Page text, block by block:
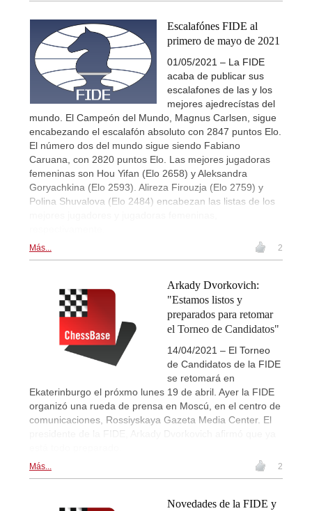
Escalafónes FIDE al
primero de mayo de 2021
01/05/2021 – La FIDE
acaba de publicar sus
escalafones de las y los
mejores ajedrecístas del
mundo. El Campeón del Mundo, Magnus Carlsen, sigue
encabezando el escalafón absoluto con 2847 puntos Elo.
El número dos del mundo sigue siendo Fabiano
Caruana, con 2820 puntos Elo. Las mejores jugadoras
femeninas son Hou Yifan (Elo 2658) y Aleksandra
Goryachkina (Elo 2593). Alireza Firouzja (Elo 2759) y
Polina Shuvalova (Elo 2484) encabezan las listas de los
Más... 2
Arkady Dvorkovich:
"Estamos listos y
preparados para retomar
el Torneo de Candidatos"
14/04/2021 – El Torneo
de Candidatos de la FIDE
se retomará en
Ekaterinburgo el próxmo lunes 19 de abril. Ayer la FIDE
organizó una rueda de prensa en Moscú, en el centro de
comunicaciones, Rossiyskaya Gazeta Media Center. El
presidente de la FIDE, Arkady Dvorkovich afirmó que ya
Más... 2
Novedades de la FIDE y